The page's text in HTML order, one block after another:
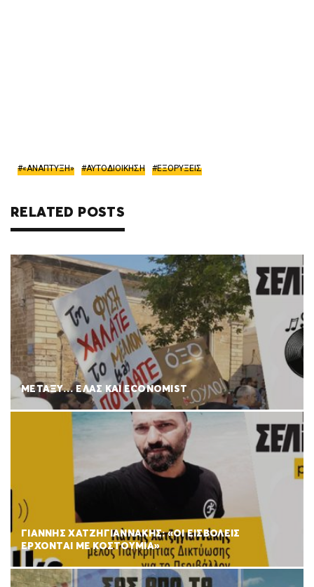
«ΑΝΑΠΤΥΞΗ» ΑΥΤΟΔΙΟΙΚΗΣΗ ΕΞΟΡΥΞΕΙΣ
RELATED POSTS
ΜΕΤΑΞΥ… ΕΛΑΣ ΚΑΙ ECONOMIST
ΓΙΑΝΝΗΣ ΧΑΤΖΗΓΙΑΝΝΑΚΗΣ: «ΟΙ ΕΙΣΒΟΛΕΙΣ
ΕΡΧΟΝΤΑΙ ΜΕ ΚΟΣΤΟΥΜΙΑ»